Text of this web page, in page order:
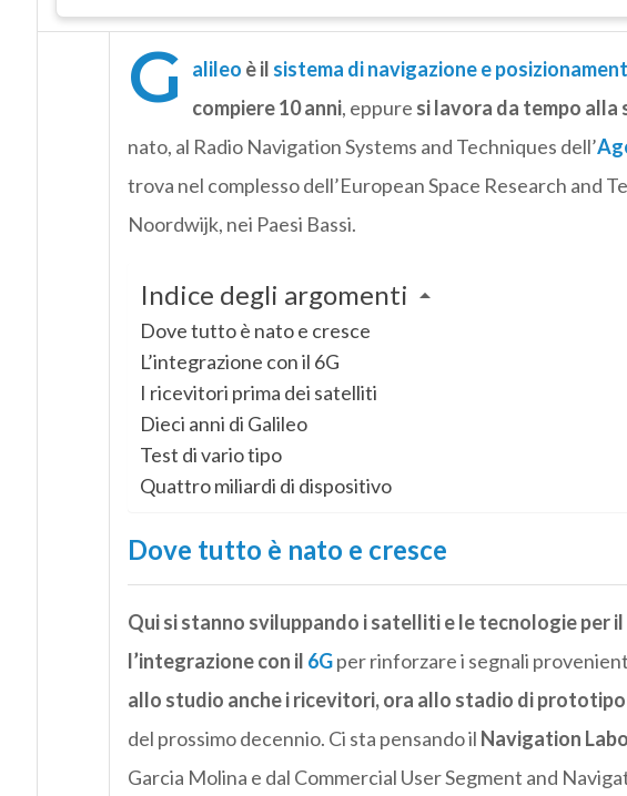
G alileo è il sistema di navigazione e
compiere 10 anni, eppure si lavora da tempo alla
nato, al Radio Navigation Systems and Techniques dell’
trova nel complesso dell’European Space Research and
Noordwijk, nei Paesi Bassi.
Indice degli argomenti
Dove tutto è nato e cresce
L’integrazione con il 6G
I ricevitori prima dei satelliti
Dieci anni di Galileo
Test di vario tipo
Quattro miliardi di dispositivo
Dove tutto è nato e cresce
Qui si stanno sviluppando i satelliti e le tecnologie per
l’integrazione con il 6Gper rinforzare i segnali
allo studio anche i ricevitori, ora allo stadio di prototipo
del prossimo decennio. Ci sta pensando il Navigation
Garcia Molina e dal Commercial User Segment and